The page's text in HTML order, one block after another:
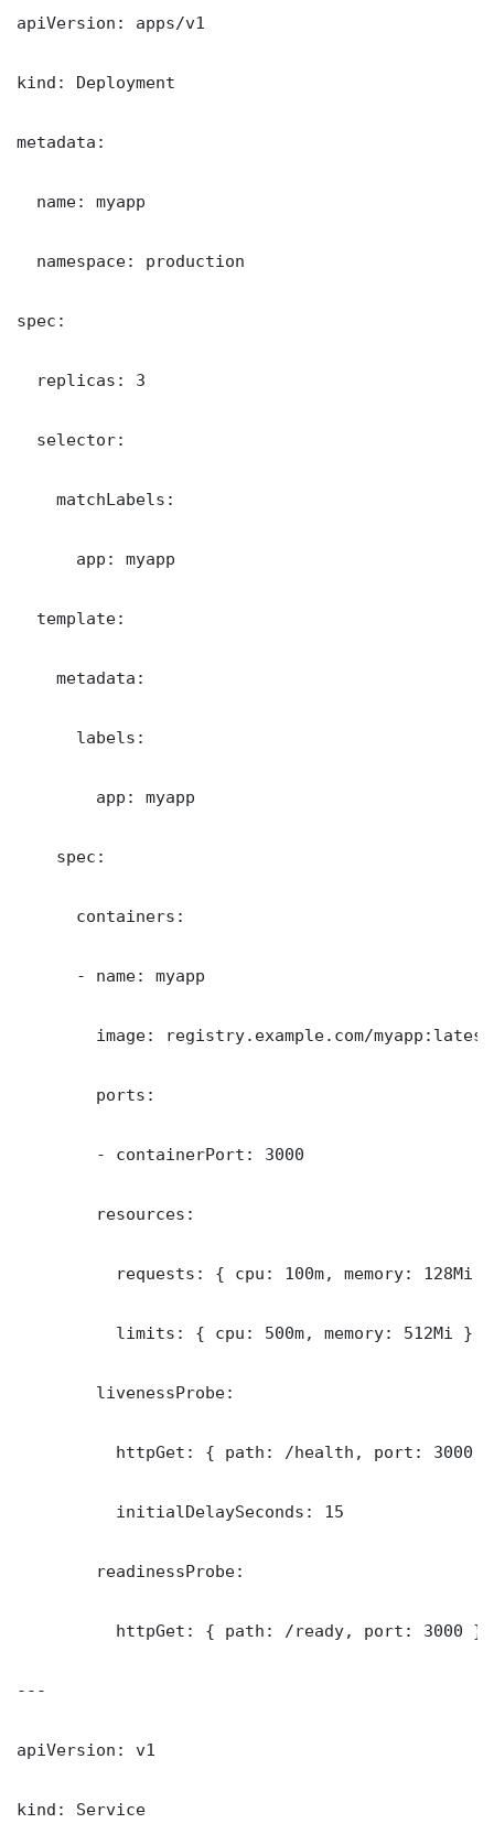
apiVersion: apps/v1
kind: Deployment
metadata:
  name: myapp
  namespace: production
spec:
  replicas: 3
  selector:
    matchLabels:
      app: myapp
  template:
    metadata:
      labels:
        app: myapp
    spec:
      containers:
      - name: myapp
        image: registry.example.com/myapp:latest
        ports:
        - containerPort: 3000
        resources:
          requests: { cpu: 100m, memory: 128Mi }
          limits: { cpu: 500m, memory: 512Mi }
        livenessProbe:
          httpGet: { path: /health, port: 3000 }
          initialDelaySeconds: 15
        readinessProbe:
          httpGet: { path: /ready, port: 3000 }
---
apiVersion: v1
kind: Service